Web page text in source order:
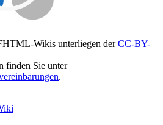
Wikis unterliegen derCC-BY-
finden Sie unter
.